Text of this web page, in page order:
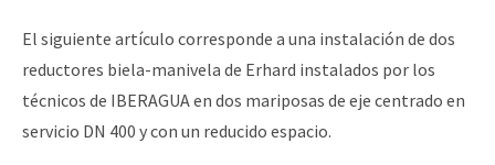
El siguiente artículo corresponde a una instalación de dos
reductores biela-manivela de Erhard instalados por los
técnicos de IBERAGUA en dos mariposas de eje centrado en
servicio DN 400 y con un reducido espacio.